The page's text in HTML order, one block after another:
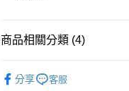
AFTEE先享後付
【關於「AFTEE先享後付」】
AFTEE先享後付是「在收到商
ATM付款
商品相關分類 (4)
分享 客服